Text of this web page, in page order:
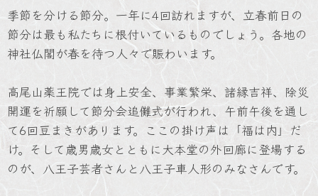
季節を分ける節分。一年に4回訪れますが、立春前日の
節分は最も私たちに根付いているものでしょう。各地の
神社仏閣が春を待つ人々で賑わいます。
高尾山薬王院では身上安全、事業繁栄、諸縁吉祥、除災
開運を祈願して節分会追儺式が行われ、午前午後を通し
て6回豆まきがあります。ここの掛け声は「福は内」だ
け。そして歳男歳女とともに大本堂の外回廊に登場する
のが、八王子芸者さんと八王子車人形のみなさんです。